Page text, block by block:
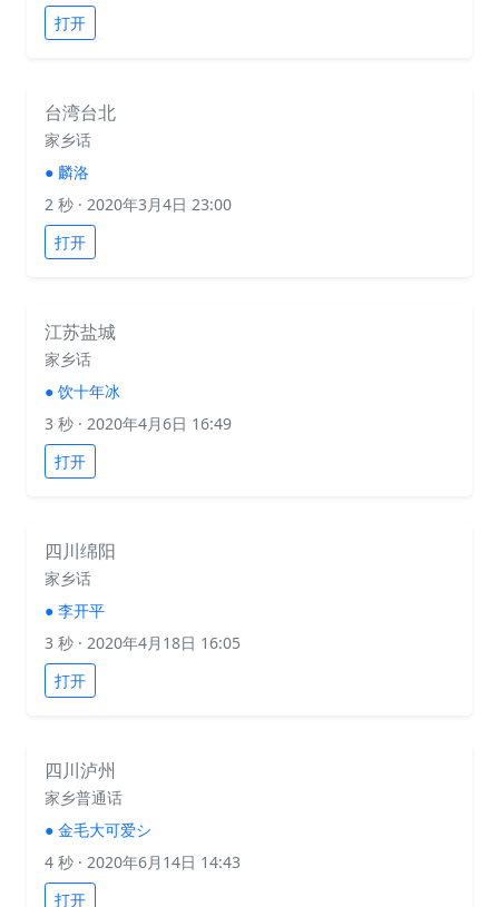
打开
台湾台北
家乡话
● 麟洛
2 秒 · 2020年3月4日 23:00
打开
江苏盐城
家乡话
● 饮十年冰
3 秒 · 2020年4月6日 16:49
打开
四川绵阳
家乡话
● 李开平
3 秒 · 2020年4月18日 16:05
打开
四川泸州
家乡普通话
● 金毛大可爱シ
4 秒 · 2020年6月14日 14:43
打开